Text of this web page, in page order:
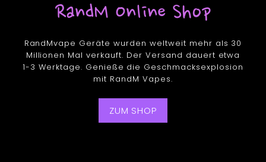
RandM Online Shop
RandMvape Geräte wurden weltweit mehr als 30
Millionen Mal verkauft. Der Versand dauert etwa
1-3 Werktage. Genieße die Geschmacksexplosion
mit RandM Vapes.
ZUM SHOP